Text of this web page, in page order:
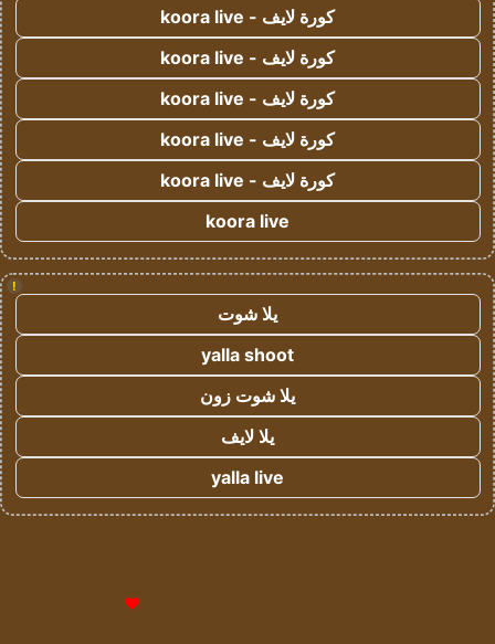
كورة لايف - koora live
كورة لايف - koora live
كورة لايف - koora live
كورة لايف - koora live
كورة لايف - koora live
koora live
!
يلا شوت
yalla shoot
يلا شوت زون
يلا لايف
yalla live